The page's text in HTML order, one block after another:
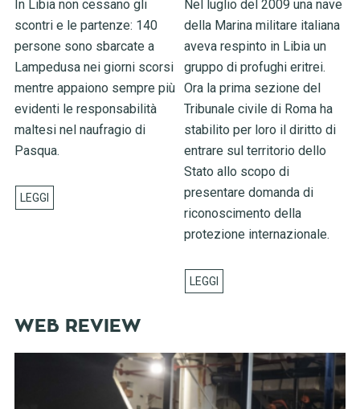
In Libia non cessano gli
scontri e le partenze: 140
persone sono sbarcate a
Lampedusa nei giorni scorsi
mentre appaiono sempre più
evidenti le responsabilità
maltesi nel naufragio di
Pasqua.
Nel luglio del 2009 una nave
della Marina militare italiana
aveva respinto in Libia un
gruppo di profughi eritrei.
Ora la prima sezione del
Tribunale civile di Roma ha
stabilito per loro il diritto di
entrare sul territorio dello
Stato allo scopo di
presentare domanda di
riconoscimento della
protezione internazionale.
WEB REVIEW